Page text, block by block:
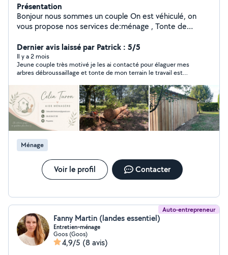
Présentation
Bonjour nous sommes un couple On est véhiculé, on
vous propose nos services de:ménage , Tonte de
Dernier avis laissé par Patrick : 5/5
Il y a 2 mois
Jeune couple très motivé je les ai contacté pour élaguer mes
arbres débroussaillage et tonte de mon terrain le travail est
pouvez les contacter les yeux fermés nous pour notre part
nous les recontacterons et monsieur aussi fait de la
maçonnerie et madame des ménages au cas où n’hésitez
couple très sérieux fidèle à nos attentes
Ménage
Voir le profil Contacter
Auto-entrepreneur
Fanny Martin (landes essentiel)
Entretien~ménage
Goos (Goos)
4,9/5 (8 avis)